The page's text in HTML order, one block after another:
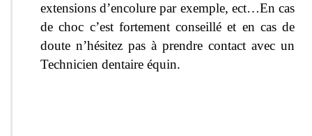
extensions d’encolure par exemple, ect…En cas
de choc c’est fortement conseillé et en cas de
doute n’hésitez pas à prendre contact avec un
Technicien dentaire équin.